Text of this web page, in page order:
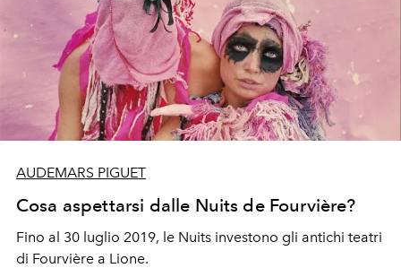
AUDEMARS PIGUET
Cosa aspettarsi dalle Nuits de Fourvière?
Fino al 30 luglio 2019, le Nuits investono gli antichi teatri
di Fourvière a Lione.